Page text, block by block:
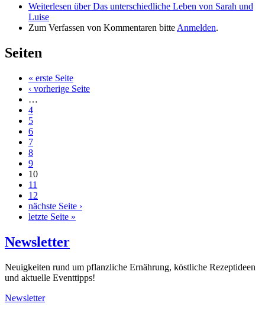
Weiterlesen über Das unterschiedliche Leben von Sarah und
Luise
Zum Verfassen von Kommentaren bitte Anmelden.
Seiten
« erste Seite
‹ vorherige Seite
…
4
5
6
7
8
9
10
11
12
nächste Seite ›
letzte Seite »
Newsletter
Neuigkeiten rund um pflanzliche Ernährung, köstliche Rezeptideen
und aktuelle Eventtipps!
Newsletter